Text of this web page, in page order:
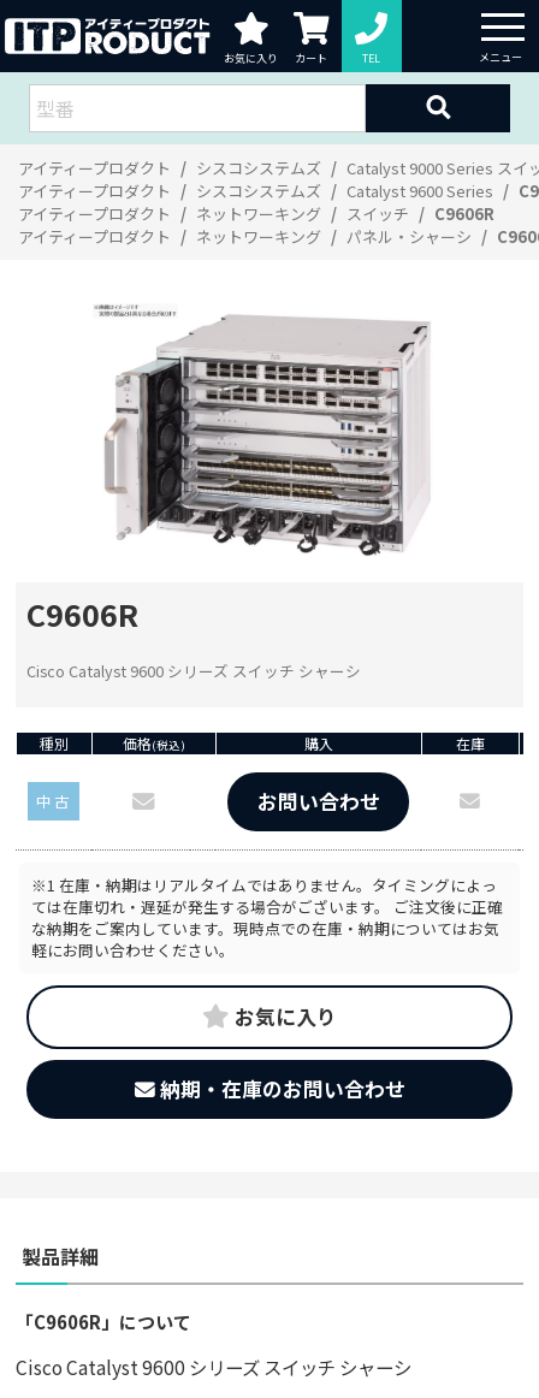
お気に入り カート TEL
アイティープロダクト シスコシステムズ
Catalyst 9000 Series スイ
アイティープロダクト
シスコシステムズ Catalyst 9600 Series
アイティープロダクト
ネットワーキング スイッチ
C9606R
アイティープロダクト
ネットワーキング パネル・シャーシ
C9606R
Cisco Catalyst 9600 シリーズ スイッチ シャーシ
種別 価格(税込) 購入 在庫
中古 お問い合わせ
※1 在庫・納期はリアルタイムではありません。タイミングによっ
ては在庫切れ・遅延が発生する場合がございます。 ご注文後に正確
な納期をご案内しています。現時点での在庫・納期についてはお気
軽にお問い合わせください。
お気に入り
納期・在庫のお問い合わせ
製品詳細
「C9606R」について
Cisco Catalyst 9600 シリーズ スイッチ シャーシ